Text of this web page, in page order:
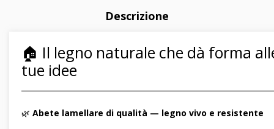
Descrizione
🏠 Il legno naturale che dà forma
tue idee
🌿 Abete lamellare di qualità — legno vivo e resistente